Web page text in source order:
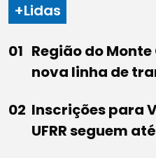
+Lidas
Região do
nova linha de
Inscrições para
UFRR seguem